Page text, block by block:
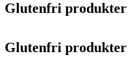
Glutenfri produkter
Glutenfri produkter